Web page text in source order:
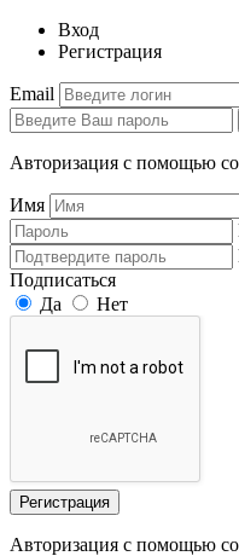
Вход
Регистрация
Email
Авторизация с помощью
Имя
Подписаться
Да
Нет
Регистрация
Авторизация с помощью